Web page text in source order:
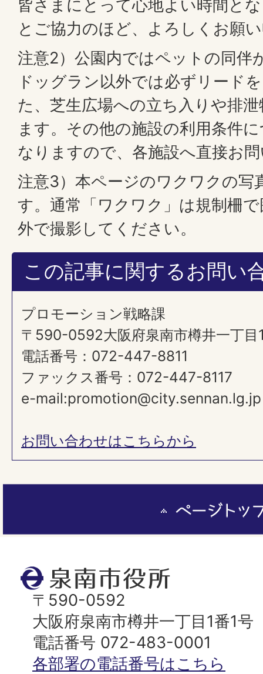
皆さまにとって心地よい時間と
とご協力のほど、よろしくお願
注意2）公園内ではペットの同伴
ドッグラン以外では必ずリード
た、芝生広場への立ち入りや排
ます。その他の施設の利用条件
なりますので、各施設へ直接お
注意3）本ページのワクワクの写
す。通常「ワクワク」は規制柵
外で撮影してください。
この記事に関するお問い
プロモーション戦略課
〒590-0592大阪府泉南市樽井一丁目
電話番号：072-447-8811
ファックス番号：072-447-8117
e-mail:promotion@city.sennan.lg.jp
お問い合わせはこちらから
泉
南
市
役
所
〒590-0592
大阪府泉南市樽井一丁目1番1号
電話番号 072-483-0001
各部署の電話番号はこちら